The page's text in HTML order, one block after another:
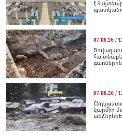
է
07.08.26 /
գառներին
07.08.26 /
կարմիր